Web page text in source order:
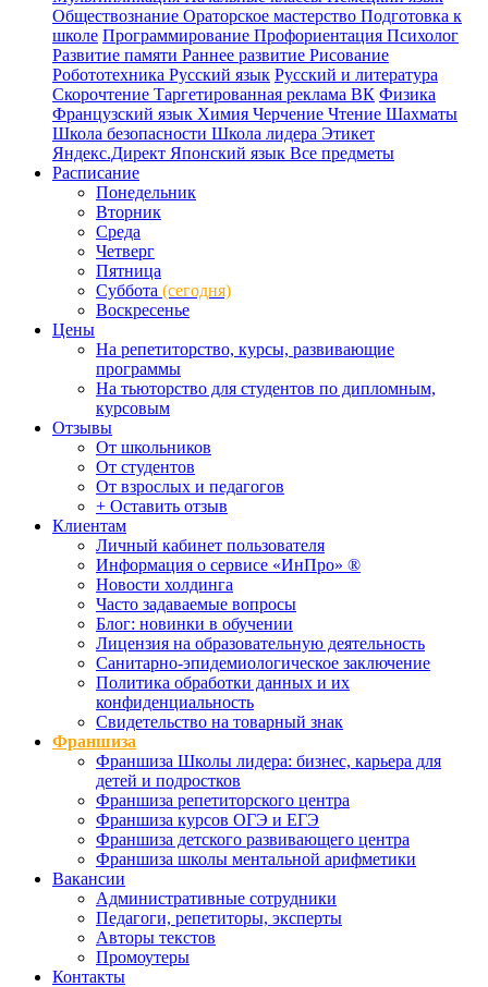
Обществознание Ораторское мастерство Подготовка к
школе Программирование Профориентация Психолог
Развитие памяти Раннее развитие Рисование
Робототехника Русский язык Русский и литература
Скорочтение Таргетированная реклама ВК Физика
Французский язык Химия Черчение Чтение Шахматы
Школа безопасности Школа лидера Этикет
Яндекс.Директ Японский язык Все предметы
Расписание
Понедельник
Вторник
Среда
Четверг
Пятница
Суббота (сегодня)
Воскресенье
Цены
На репетиторство, курсы, развивающие
программы
На тьюторство для студентов по дипломным,
курсовым
Отзывы
От школьников
От студентов
От взрослых и педагогов
+ Оставить отзыв
Клиентам
Личный кабинет пользователя
Информация о сервисе «ИнПро» ®
Новости холдинга
Часто задаваемые вопросы
Блог: новинки в обучении
Лицензия на образовательную деятельность
Санитарно-эпидемиологическое заключение
Политика обработки данных и их
конфиденциальность
Свидетельство на товарный знак
Франшиза
Франшиза Школы лидера: бизнес, карьера для
детей и подростков
Франшиза репетиторского центра
Франшиза курсов ОГЭ и ЕГЭ
Франшиза детского развивающего центра
Франшиза школы ментальной арифметики
Вакансии
Административные сотрудники
Педагоги, репетиторы, эксперты
Авторы текстов
Промоутеры
Контакты